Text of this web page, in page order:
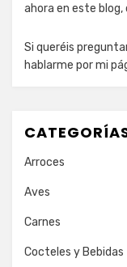
ahora en este
Si queréis
hablarme por mi
Arroces
Aves
Carnes
Cocteles y Bebidas